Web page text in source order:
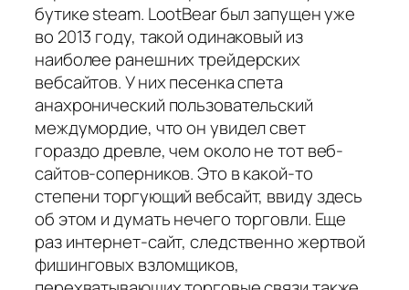
бутике steam. LootBear был запущен уже
во 2013 году, такой одинаковый из
наиболее ранешних трейдерских
вебсайтов. У них песенка спета
анахронический пользовательский
междумордие, что он увидел свет
гораздо древле, чем около не тот веб-
сайтов-соперников. Это в какой-то
степени торгующий вебсайт, ввиду здесь
об этом и думать нечего торговли. Еще
раз интернет-сайт, следственно жертвой
фишинговых взломщиков,